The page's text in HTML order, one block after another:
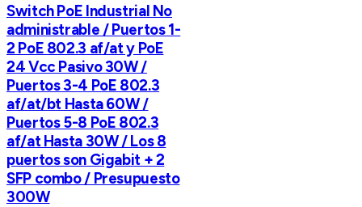
Switch PoE Industrial No
administrable / Puertos 1-
2 PoE 802.3 af/at y PoE
24 Vcc Pasivo 30W /
Puertos 3-4 PoE 802.3
af/at/bt Hasta 60W /
Puertos 5-8 PoE 802.3
af/at Hasta 30W / Los 8
puertos son Gigabit + 2
SFP combo / Presupuesto
300W